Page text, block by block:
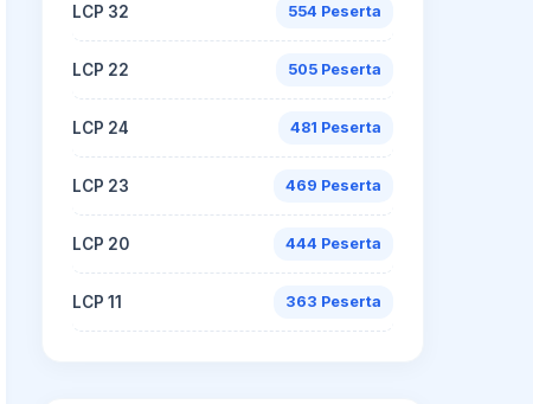
LCP 32 554 Peserta
LCP 22 505 Peserta
LCP 24 481 Peserta
LCP 23 469 Peserta
LCP 20 444 Peserta
LCP 11 363 Peserta